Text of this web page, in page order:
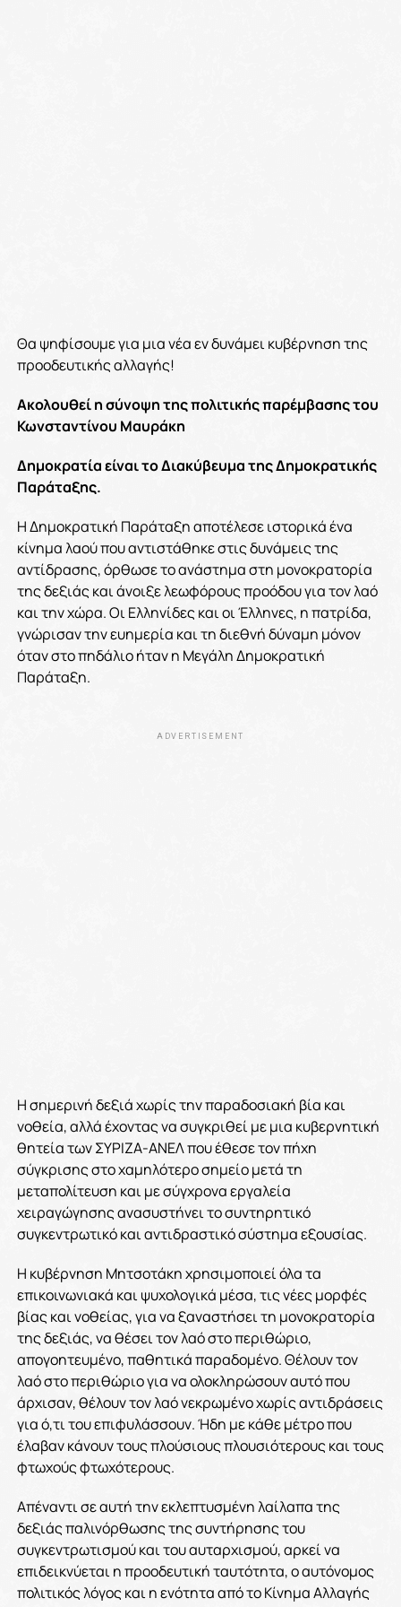
Θα ψηφίσουμε για μια νέα εν δυνάμει κυβέρνηση της
προοδευτικής αλλαγής!
Ακολουθεί η σύνοψη της πολιτικής παρέμβασης του
Κωνσταντίνου Μαυράκη
Δημοκρατία είναι το Διακύβευμα της Δημοκρατικής
Παράταξης.
Η Δημοκρατική Παράταξη αποτέλεσε ιστορικά ένα
κίνημα λαού που αντιστάθηκε στις δυνάμεις της
αντίδρασης, όρθωσε το ανάστημα στη μονοκρατορία
της δεξιάς και άνοιξε λεωφόρους προόδου για τον λαό
και την χώρα. Οι Ελληνίδες και οι Έλληνες, η πατρίδα,
γνώρισαν την ευημερία και τη διεθνή δύναμη μόνον
όταν στο πηδάλιο ήταν η Μεγάλη Δημοκρατική
Παράταξη.
ADVERTISEMENT
Η σημερινή δεξιά χωρίς την παραδοσιακή βία και
νοθεία, αλλά έχοντας να συγκριθεί με μια κυβερνητική
θητεία των ΣΥΡΙΖΑ-ΑΝΕΛ που έθεσε τον πήχη
σύγκρισης στο χαμηλότερο σημείο μετά τη
μεταπολίτευση και με σύγχρονα εργαλεία
χειραγώγησης ανασυστήνει το συντηρητικό
συγκεντρωτικό και αντιδραστικό σύστημα εξουσίας.
Η κυβέρνηση Μητσοτάκη χρησιμοποιεί όλα τα
επικοινωνιακά και ψυχολογικά μέσα, τις νέες μορφές
βίας και νοθείας, για να ξαναστήσει τη μονοκρατορία
της δεξιάς, να θέσει τον λαό στο περιθώριο,
απογοητευμένο, παθητικά παραδομένο. Θέλουν τον
λαό στο περιθώριο για να ολοκληρώσουν αυτό που
άρχισαν, θέλουν τον λαό νεκρωμένο χωρίς αντιδράσεις
για ό,τι του επιφυλάσσουν. Ήδη με κάθε μέτρο που
έλαβαν κάνουν τους πλούσιους πλουσιότερους και τους
φτωχούς φτωχότερους.
Απέναντι σε αυτή την εκλεπτυσμένη λαίλαπα της
δεξιάς παλινόρθωσης της συντήρησης του
συγκεντρωτισμού και του αυταρχισμού, αρκεί να
επιδεικνύεται η προοδευτική ταυτότητα, ο αυτόνομος
πολιτικός λόγος και η ενότητα από το Κίνημα Αλλαγής